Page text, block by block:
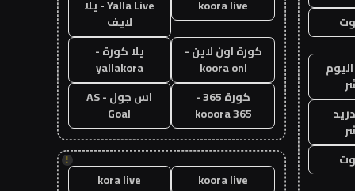
koora live
Yalla Live - يلا
لايف
كورة اون لاين -
koora onl
يلا كورة -
yallakora
كورة 365 -
kooora 365
اس جول - AS
Goal
!
koora live
kora live